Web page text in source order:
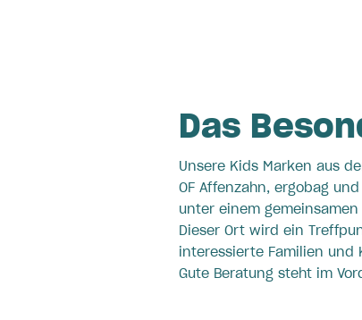
Das
Unsere Kids Marken aus
OF Affenzahn, ergobag
unter einem gemeinsamen
Dieser Ort wird ein
interessierte Familien und
Gute Beratung steht im